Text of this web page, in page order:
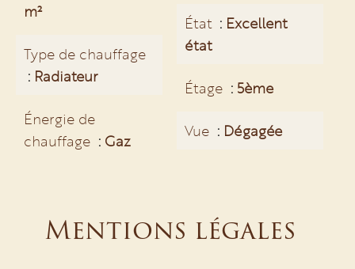
m²
Type de chauffage
Radiateur
Énergie de
chauffage
Gaz
État
Excellent
état
Étage 5ème
Vue Dégagée
Mentions légales